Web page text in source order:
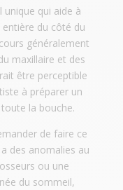
qui aide à
du côté du
généralement
maxillaire et des
être perceptible
à préparer un
la bouche.
de faire ce
des anomalies au
ou une
du sommeil,